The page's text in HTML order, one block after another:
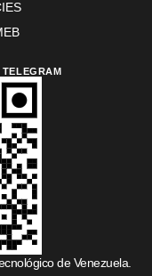
de Venezuela.